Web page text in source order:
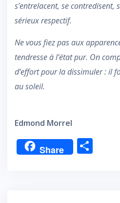
s’entrelacent, se contredisent,
sérieux respectif.
Ne vous fiez pas aux
tendresse à l’état pur. On
d’effort pour la dissimuler : il
au soleil.
Edmond Morrel
Share